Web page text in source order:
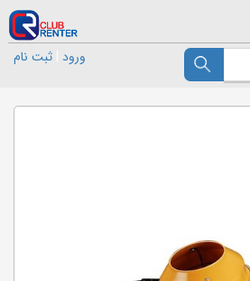
ورود ثبت نام